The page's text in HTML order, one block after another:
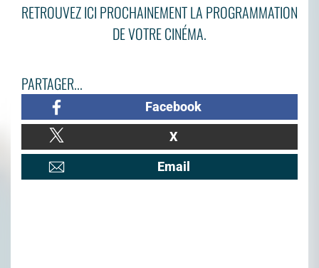
RETROUVEZ ICI PROCHAINEMENT LA PROGRAMMATION
DE VOTRE CINÉMA.
PARTAGER...
Facebook
X
Email